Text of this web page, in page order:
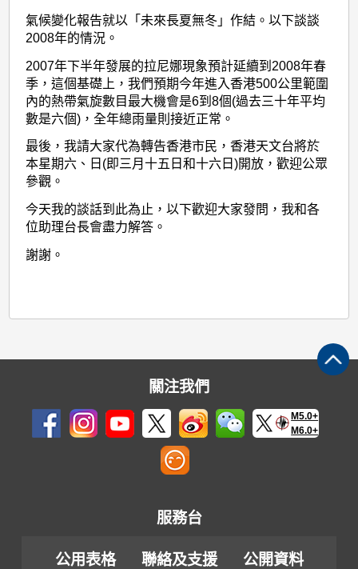
氣候變化報告就以「未來長夏無冬」作結。以下談談
2008年的情況。
2007年下半年發展的拉尼娜現象預計延續到2008年春
季，這個基礎上，我們預期今年進入香港500公里範圍
內的熱帶氣旋數目最大機會是6到8個(過去三十年平均
數是六個)，全年總雨量則接近正常。
最後，我請大家代為轉告香港市民，香港天文台將於
本星期六、日(即三月十五日和十六日)開放，歡迎公眾
參觀。
今天我的談話到此為止，以下歡迎大家發問，我和各
位助理台長會盡力解答。
謝謝。
關注我們
M5.0+
M6.0+
服務台
公用表格 聯絡及支援
公開資料